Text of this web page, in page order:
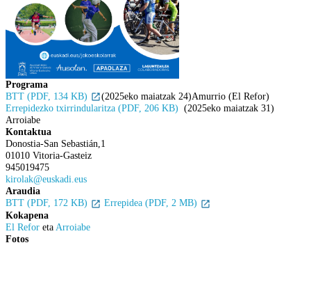
Programa
BTT (PDF, 134 KB)
(2025eko maiatzak 24)Amurrio (El Refor)
Errepidezko txirrindularitza (PDF, 206 KB) (2025eko maiatzak 31)
Arroiabe
Kontaktua
Donostia-San Sebastián,1
01010 Vitoria-Gasteiz
945019475
kirolak@euskadi.eus
Araudia
BTT (PDF, 172 KB)
Errepidea (PDF, 2 MB)
Kokapena
El Refor eta Arroiabe
Fotos